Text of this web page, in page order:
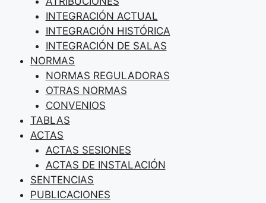
INTEGRACIÓN ACTUAL
INTEGRACIÓN HISTÓRICA
INTEGRACIÓN DE SALAS
NORMAS
NORMAS REGULADORAS
OTRAS NORMAS
CONVENIOS
TABLAS
ACTAS
ACTAS SESIONES
ACTAS DE INSTALACIÓN
SENTENCIAS
PUBLICACIONES